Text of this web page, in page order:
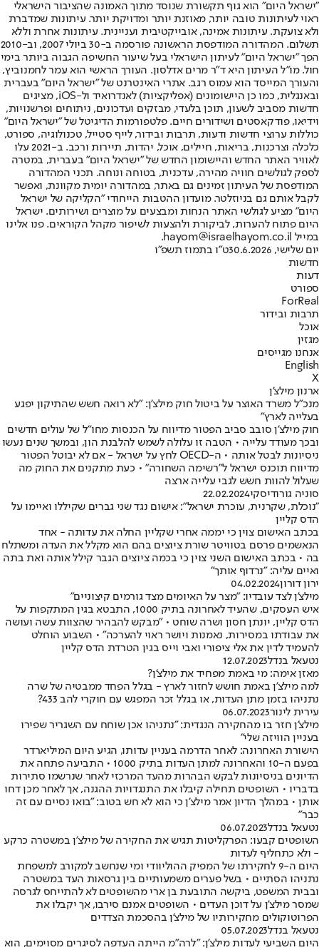
"ישראל היום" הוא גוף תקשורת שנוסד מתוך האמונה שהציבור הישראלי
ראוי לעיתונות טובה יותר, מאוזנת יותר ומדויקת יותר. עיתונות שמדברת
ולא צועקת. עיתונות אמינה, אובייקטיבית ועניינית. עיתונות אחרת וללא
תשלום. המהדורה המודפסת הראשונה פורסמה ב-30 ביולי 2007, וב-2010
הפך "ישראל היום" לעיתון הישראלי בעל שיעור החשיפה הגבוה ביותר בימי
חול. מו"ל העיתון היא ד"ר מרים אדלסון. העורך הראשי הוא עמר לחמנוביץ,
והעורך המייסד הוא עמוס רגב. אתרי האינטרנט של "ישראל היום" בעברית
ובאנגלית, כמו כן היישומונים (אפליקציות) לאנדרואיד ול-iOS, מציגים
חדשות מסביב לשעון, תוכן בלעדי, מבזקים ועדכונים, ניתוחים ופרשנויות,
וידיאו, פודקאסטים ושידורים חיים. פלטפורמות הדיגיטל של "ישראל היום"
כוללות ערוצי חדשות ודעות, תרבות ובידור, לייף סטייל, טכנולוגיה, ספורט,
כלכלה וצרכנות, בריאות, חיילים, אוכל, יהדות, תיירות ורכב. ב-2021 עלו
לאוויר האתר החדש והיישומון החדש של "ישראל היום" בעברית, במטרה
לספק לגולשים חוויה מהירה, עדכנית, בטוחה ונוחה. תכני המהדורה
המודפסת של העיתון זמינים גם באתר, במהדורה יומית מקוונת, ואפשר
לקבל אותם גם בניוזלטר. מועדון ההטבות הייחודי "הקליקה של ישראל
היום" מציע לגולשי האתר הנחות ומבצעים על מוצרים ושירותים. ישראל
היום פתוח להערות, לביקורת ולהצעות לשיפור מקהל הקוראים. פנו אלינו
במייל hayom@israelhayom.co.il.
יום שלישי, 30.6.2026
ט"ו בתמוז תשפ"ו
חדשות
דעות
ספורט
ForReal
תרבות ובידור
אוכל
מגזין
אנחנו מגייסים
English
X
ארנון מילצ'ן
מנכ"ל משרד האוצר על ביטול חוק מילצ'ן: "לא רואה חשש שהתיקון יפגע
בעלייה לארץ"
חוק מילצ'ן סובב סביב הפטור מדיווח על הכנסות מחו"ל של עולים חדשים
ובכך מעודד עלייה • הטבה זו עלולה לשמש להלבנת הון, ובמשך שנים נעשו
ניסיונות לבטל אותה • ה-OECD לחץ על ישראל - אם לא יבוטל הפטור
מדיווח תוכנס ישראל ל"רשימה השחורה" • כעת מתקנים את החוק מה
שעלול להוות חשש לגבי עלייה ארצה
סוניה גורודיסקי22.02.2024
"נוכלת, שקרנית, עוכרת ישראל": אישום נגד שני גברים שקיללו ואיימו על
הדס קליין
בכתב האישום צוין כי יממה אחרי שקליין החלה את עדותה - אחד
הנאשמים פרסם בטוויטר שורת ציוצים בהם הוא מקלל את העדה ומשתלח
בה • בכתב האישום השני צוין כי בכמה ציוצים הגבר קילל אותה ואת בתה
ואיים עליה: "נרדוף אותך"
ירון דורון04.02.2024
מילצ'ן לצד עובדיו: "מצר על האיומים מצד גורמים קיצוניים"
איש העסקים, שהעיד לאחרונה בתיק 1000, התבטא בגין המתקפות על
הדס קליין, יונתן חסון ושרה שוחט • "מבקש להבהיר שהצוות עשה ועושה
את עבודתו במסירות, נאמנות ויושר ראוי להערכה" • השבוע הוחלט
להעמיד לדין את אלי ציפורי ואבי וייס בגין הטרדת הדס קליין
נטעאל בנדל12.07.2023
מאזן אימה: מי באמת מפחיד את מילצ'ן?
למה מילצ'ן באמת חושש לחזור לארץ - בגלל הפחד ממבטיה של שרה
נתניהו בזמן מתן העדות, או בגלל זכר המפגש עם חוקרי להב 433?
עירית לינור06.07.2023
מילצ'ן חזר בו מהחקירה הנגדית: "נתניהו אכן שוחח עם השגריר שפירו
בעניין הוויזה שלי"
הישורת האחרונה: לאחר הדרמה בעניין עדותו, הגיע היום המיליארדר
בפעם ה-10 והאחרונה למתן העדות בתיק 1000 • התביעה פתחה את
הדיונים בניסיונות לבקש הבהרות מהעד המרכזי לאחר שנרשמו סתירות
בדבריו • השופטים תחילה קיבלו את התנגדויות ההגנה, אך לאחר מכן דחו
אותן • במהלך הדיון אמר מילצ'ן כי הוא לא חש בטוב: "בואו נסיים עם זה
כבר"
נטעאל בנדל06.07.2023
השופטים קבעו: הפרקליטות תגיש את החקירה של מילצ'ן במשטרה כרקע
- ולא כתחליף לעדות
היום ה-9 לחקירתו של המפיק ההוליוודי ומי שנחשב למקורב למשפחת
נתניהו הסתיים • בשל פערים משמעותיים בין גרסאות העד במשטרה
ובבית המשפט, ביקשה התובעת בן ארי מהשופטים לא להתייחס לגרסה
שמסר מילצ'ן על דוכן העדים • השופטים אמנם סירבו, אך יקבלו את
הפרוטוקולים מחקירותיו של מילצ'ן בהסכמת הצדדים
נטעאל בנדל05.07.2023
היום השביעי לעדות מילצ'ן: "לרה"מ הייתה העדפה לסיגרים מסוימים, הוא